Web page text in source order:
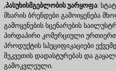
,პასუხისმგებლობის უარყოფა​:
მხარის ბრენდები გამოიყენება
გამოყენების სცენარების
პირდაპირი კომერციული
პროდუქტის სპეციფიკაციები
შეკვეთის დადასტურებას და
გამოკვლეული.